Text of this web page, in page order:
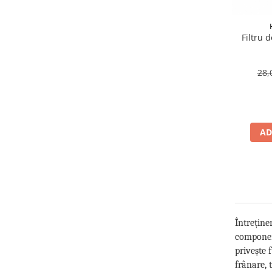
Filtru
privește
frânare,